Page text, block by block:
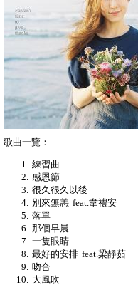
歌曲一覽：
練習曲
感恩節
很久很久以後
別來無恙 feat.韋禮安
落單
那個早晨
一隻眼睛
最好的安排 feat.梁靜茹
吻合
大風吹